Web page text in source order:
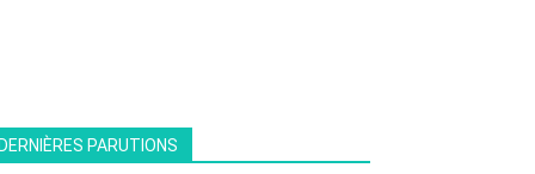
PARUTIONS